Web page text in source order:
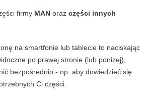
firmy MAN oraz części innych
na smartfonie lub tablecie to naciskając
po prawej stronie (lub poniżej),
bezpośrednio - np. aby dowiedzieć się
Ci części.